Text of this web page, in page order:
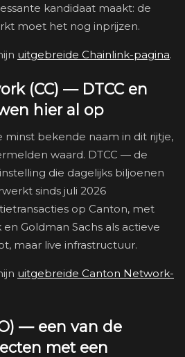
kandidaat maakt: de
moet het nog inprijzen.
uitgebreide Chainlink-pagina.
(CC) — DTCC en
hier al op
minst bekende naam in dit rijtje,
waard. DTCC — de
die dagelijks biljoenen
sinds juli 2026
op Canton, met
Goldman Sachs als actieve
maar live infrastructuur.
uitgebreide Canton Network-
— een van de
met een